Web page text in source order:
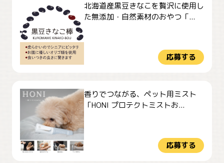
北海道産黒豆きなこを贅沢に使用し
た無添加・自然素材のおやつ「...
応募する
香りでつながる、ペット用ミスト
「HONI プロテクトミストお...
応募する